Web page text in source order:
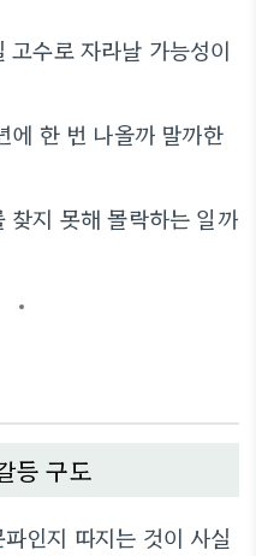
수로 자라날 가능성이
에 한 번 나올까 말까한
찾지 못해 몰락하는 일까
등 구도
인지 따지는 것이 사실